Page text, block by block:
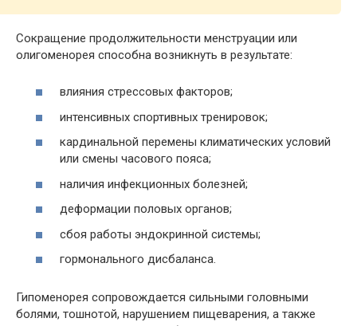
Сокращение продолжительности менструации или
олигоменорея способна возникнуть в результате:
влияния стрессовых факторов;
интенсивных спортивных тренировок;
кардинальной перемены климатических условий
или смены часового пояса;
наличия инфекционных болезней;
деформации половых органов;
сбоя работы эндокринной системы;
гормонального дисбаланса.
Гипоменорея сопровождается сильными головными
болями, тошнотой, нарушением пищеварения, а также